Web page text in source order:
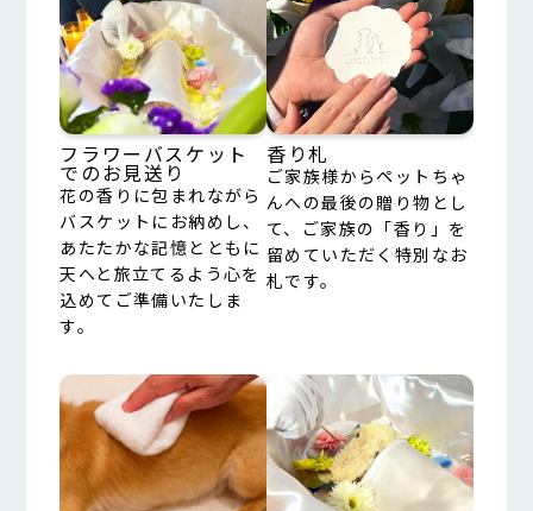
フラワーバスケット
でのお見送り
花の香りに包まれながら
バスケットにお納めし、
あたたかな記憶とともに
天へと旅立てるよう心を
込めてご準備いたしま
す。
香り札
ご家族様からペットちゃ
んへの最後の贈り物とし
て、ご家族の「香り」を
留めていただく特別なお
札です。